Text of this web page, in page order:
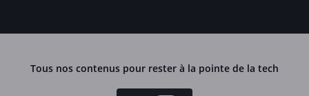
Tous nos contenus pour rester à la pointe de la tech